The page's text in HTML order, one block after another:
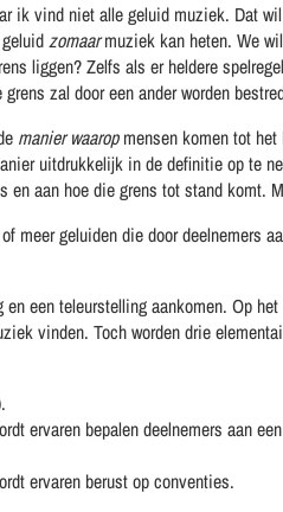
ik vind niet alle geluid muziek. Dat
zomaarmuziek kan heten. We
liggen? Zelfs als er heldere
zal door een ander worden
manier waaropmensen komen tot het
uitdrukkelijk in de definitie op te
en aan hoe die grens tot stand komt.
meer geluiden die door deelnemers
een teleurstelling aankomen. Op
vinden. Toch worden drie
ervaren bepalen deelnemers aan
ervaren berust op conventies.